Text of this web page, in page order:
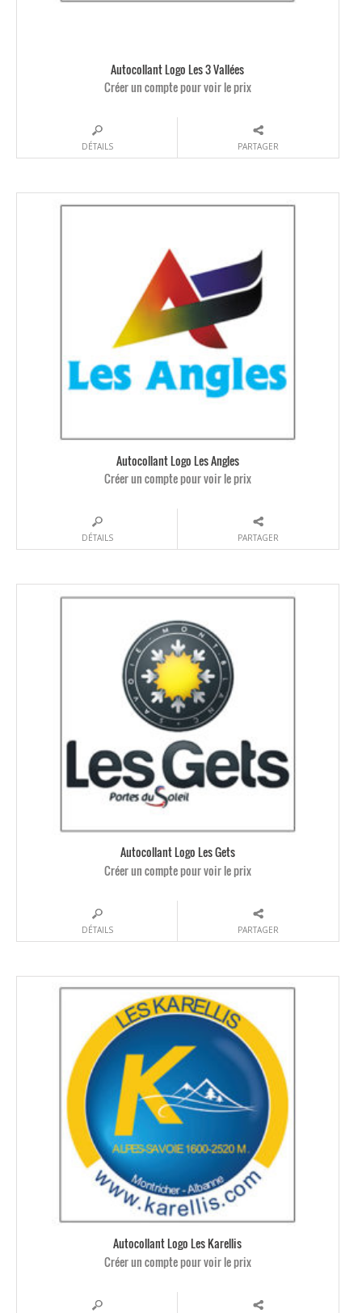
Autocollant Logo Les 3 Vallées
Créer un compte pour voir le prix
DÉTAILS PARTAGER
Autocollant Logo Les Angles
Créer un compte pour voir le prix
DÉTAILS PARTAGER
Autocollant Logo Les Gets
Créer un compte pour voir le prix
DÉTAILS PARTAGER
Autocollant Logo Les Karellis
Créer un compte pour voir le prix